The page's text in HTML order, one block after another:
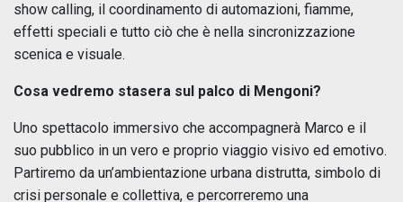
show calling, il coordinamento di automazioni, fiamme,
effetti speciali e tutto ciò che è nella sincronizzazione
scenica e visuale.
Cosa vedremo stasera sul palco di Mengoni?
Uno spettacolo immersivo che accompagnerà Marco e il
suo pubblico in un vero e proprio viaggio visivo ed emotivo.
Partiremo da un’ambientazione urbana distrutta, simbolo di
crisi personale e collettiva, e percorreremo una